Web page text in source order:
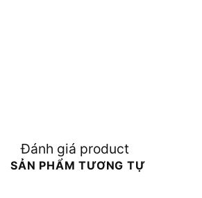
Đánh giá product
SẢN PHẨM TƯƠNG TỰ